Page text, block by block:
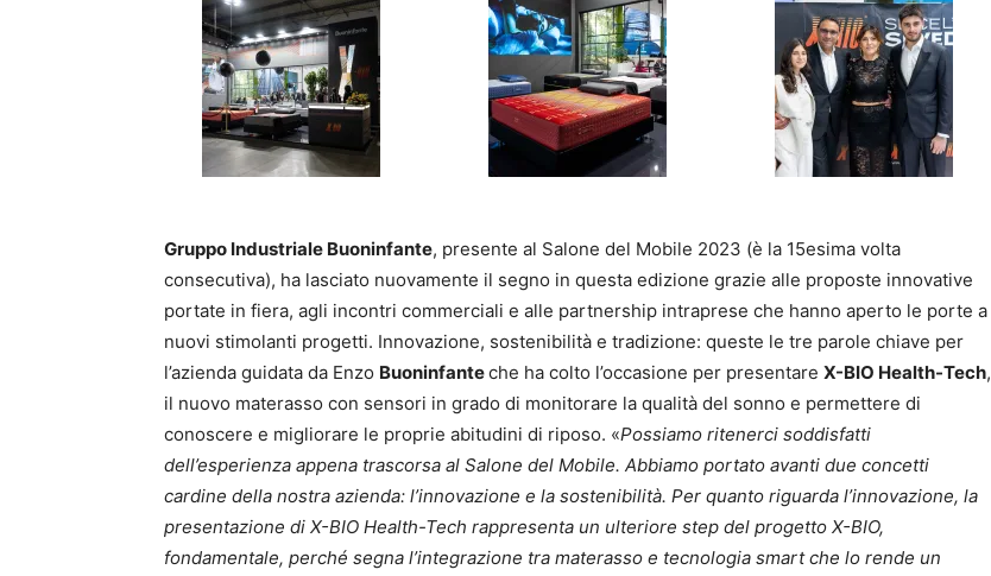
Gruppo Industriale Buoninfante, presente al Salone del Mobile 2023 (è la 15esima volta
consecutiva), ha lasciato nuovamente il segno in questa edizione grazie alle proposte innovative
portate in fiera, agli incontri commerciali e alle partnership intraprese che hanno aperto le porte a
nuovi stimolanti progetti. Innovazione, sostenibilità e tradizione: queste le tre parole chiave per
l’azienda guidata da Enzo Buoninfanteche ha colto l’occasione per presentare X-BIO Health-Tech,
il nuovo materasso con sensori in grado di monitorare la qualità del sonno e permettere di
conoscere e migliorare le proprie abitudini di riposo. «Possiamo ritenerci soddisfatti
dell’esperienza appena trascorsa al Salone del Mobile. Abbiamo portato avanti due concetti
cardine della nostra azienda: l’innovazione e la sostenibilità. Per quanto riguarda l’innovazione, la
presentazione di X-BIO Health-Tech rappresenta un ulteriore step del progetto X-BIO,
fondamentale, perché segna l’integrazione tra materasso e tecnologia smart che lo rende un